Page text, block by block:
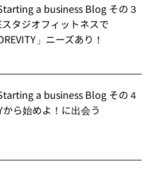
a business Blog その３
スタジオフィットネスで
」ニーズあり！
a business Blog その４
から始めよ！に出会う